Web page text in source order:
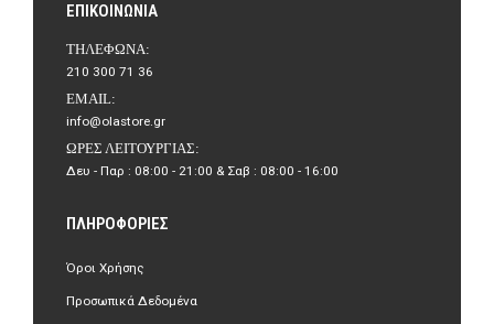
ΕΠΙΚΟΙΝΩΝΊΑ
ΤΗΛΈΦΩΝΑ:
210 300 71 36
EMAIL:
info@olastore.gr
ΏΡΕΣ ΛΕΙΤΟΥΡΓΊΑΣ:
Δευ - Παρ : 08:00 - 21:00 & Σαβ : 08:00 - 16:00
ΠΛΗΡΟΦΟΡΊΕΣ
Όροι Χρήσης
Προσωπικά Δεδομένα